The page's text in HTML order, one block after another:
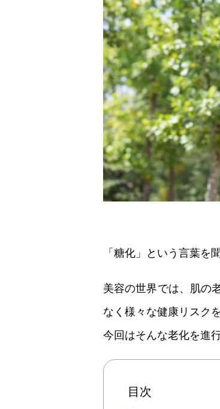
「糖化」という言葉を
美容の世界では、肌の
なく様々な健康リスク
今回はそんな老化を進
目次